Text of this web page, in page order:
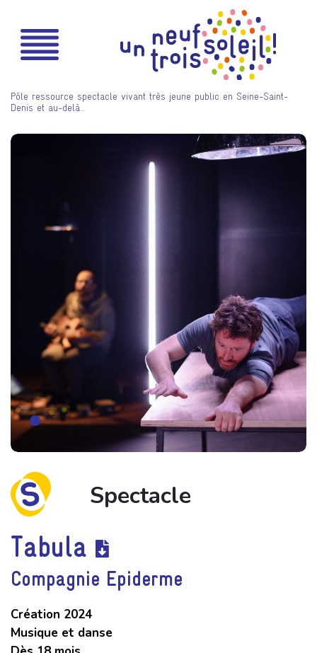
Pôle ressource spectacle vivant très jeune public en Seine-Saint-
Denis et au-delà…
Spectacle
Tabula
Compagnie Epiderme
Création 2024
Musique et danse